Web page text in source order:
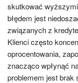
skutkować
błędem jest
związanych z
Klienci często
oprocentowania,
znacząco wpłynąć
problemem jest